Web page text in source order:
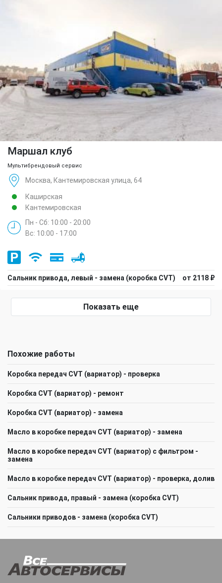
Маршал клуб
Мультибрендовый сервис
Москва, Кантемировская улица, 64
Каширская
Кантемировская
Пн - Сб: 10:00 - 20:00
Вс: 10:00 - 17:00
Сальник привода, левый - замена (коробка CVT) от 2118 ₽
Показать еще
Похожие работы
Коробка передач CVT (вариатор) - проверка
Коробка CVT (вариатор) - ремонт
Коробка CVT (вариатор) - замена
Масло в коробке передач CVT (вариатор) - замена
Масло в коробке передач CVT (вариатор) с фильтром -
замена
Масло в коробке передач CVT (вариатор) - проверка, долив
Сальник привода, правый - замена (коробка CVT)
Сальники приводов - замена (коробка CVT)